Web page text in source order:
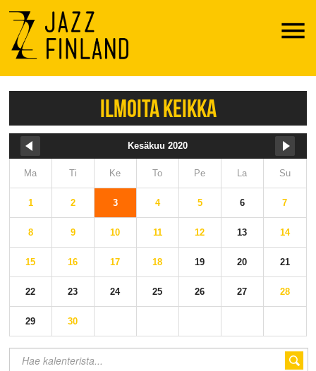
Menu
ILMOITA KEIKKA
Kesäkuu 2020
Ma Ti Ke To Pe La Su
1 2 3 4 5 6 7
8 9 10 11 12 13 14
15 16 17 18 19 20 21
22 23 24 25 26 27 28
29 30